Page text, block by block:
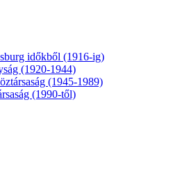
időkből (1916-ig)
(1920-1944)
(1945-1989)
(1990-től)